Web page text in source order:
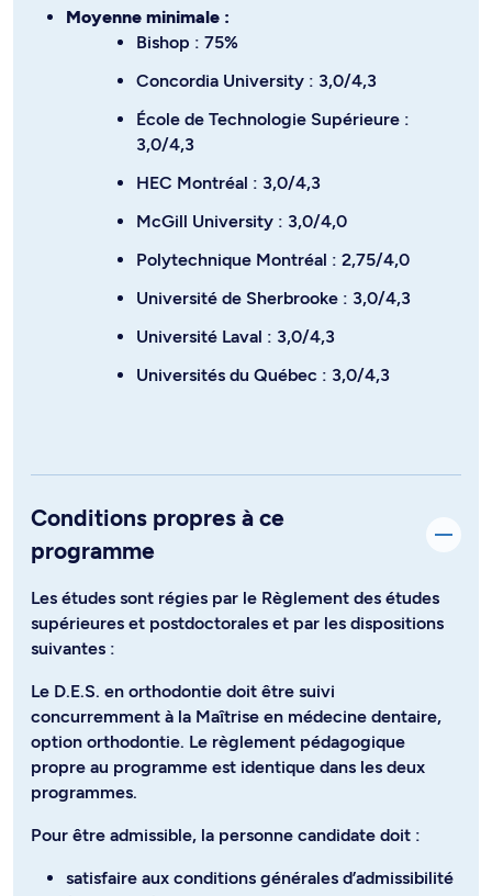
Moyenne minimale :
Bishop : 75%
Concordia University : 3,0/4,3
École de Technologie Supérieure :
3,0/4,3
HEC Montréal : 3,0/4,3
McGill University : 3,0/4,0
Polytechnique Montréal : 2,75/4,0
Université de Sherbrooke : 3,0/4,3
Université Laval : 3,0/4,3
Universités du Québec : 3,0/4,3
Conditions propres à ce
programme
Les études sont régies par le Règlement des études
supérieures et postdoctorales et par les dispositions
suivantes :
Le D.E.S. en orthodontie doit être suivi
concurremment à la Maîtrise en médecine dentaire,
option orthodontie. Le règlement pédagogique
propre au programme est identique dans les deux
programmes.
Pour être admissible, la personne candidate doit :
satisfaire aux conditions générales d’admissibilité